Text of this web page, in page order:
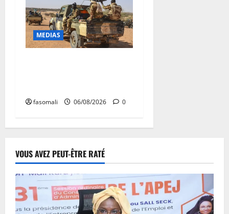
MEDIAS
fasomali 06/08/2026 0
VOUS AVEZ PEUT-ÊTRE RATÉ